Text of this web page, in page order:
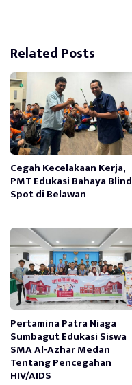
Related Posts
Cegah Kecelakaan Kerja,
PMT Edukasi Bahaya Blind
Spot di Belawan
Pertamina Patra Niaga
Sumbagut Edukasi Siswa
SMA Al-Azhar Medan
Tentang Pencegahan
HIV/AIDS